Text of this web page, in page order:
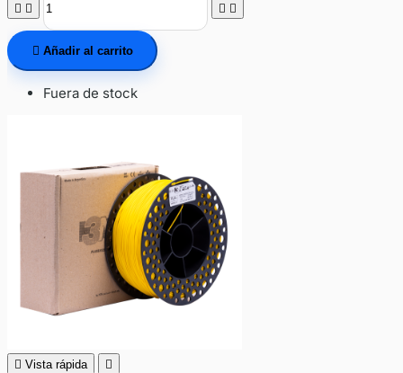
   
 Añadir al carrito
Fuera de stock
 Vista rápida 